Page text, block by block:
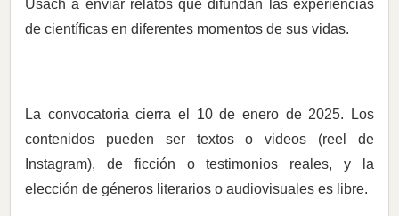
Usach a enviar relatos que difundan las experiencias
de científicas en diferentes momentos de sus vidas.
La convocatoria cierra el 10 de enero de 2025. Los
contenidos pueden ser textos o videos (reel de
Instagram), de ficción o testimonios reales, y la
elección de géneros literarios o audiovisuales es libre.